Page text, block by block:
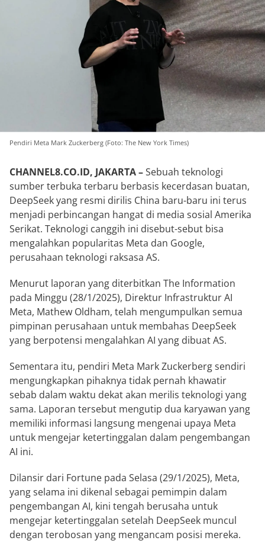
Pendiri Meta Mark Zuckerberg (Foto: The New York Times)
CHANNEL8.CO.ID, JAKARTA –Sebuah teknologi
sumber terbuka terbaru berbasis kecerdasan buatan,
DeepSeek yang resmi dirilis China baru-baru ini terus
menjadi perbincangan hangat di media sosial Amerika
Serikat. Teknologi canggih ini disebut-sebut bisa
mengalahkan popularitas Meta dan Google,
perusahaan teknologi raksasa AS.
Menurut laporan yang diterbitkan The Information
pada Minggu (28/1/2025), Direktur Infrastruktur AI
Meta, Mathew Oldham, telah mengumpulkan semua
pimpinan perusahaan untuk membahas DeepSeek
yang berpotensi mengalahkan AI yang dibuat AS.
Sementara itu, pendiri Meta Mark Zuckerberg sendiri
mengungkapkan pihaknya tidak pernah khawatir
sebab dalam waktu dekat akan merilis teknologi yang
sama. Laporan tersebut mengutip dua karyawan yang
memiliki informasi langsung mengenai upaya Meta
untuk mengejar ketertinggalan dalam pengembangan
AI ini.
Dilansir dari Fortune pada Selasa (29/1/2025), Meta,
yang selama ini dikenal sebagai pemimpin dalam
pengembangan AI, kini tengah berusaha untuk
mengejar ketertinggalan setelah DeepSeek muncul
dengan terobosan yang mengancam posisi mereka.